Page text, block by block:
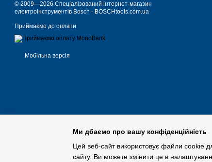
© 2009—2026 Спеціалізований інтернет-магазин
електроінструментів Bosch - BOSCHtools.com.ua
Приймаємо до оплати
Мобільна версія
Ми дбаємо про вашу конфіденційність
Цей веб-сайт використовує файли cookie
сайту. Ви можете змінити це в